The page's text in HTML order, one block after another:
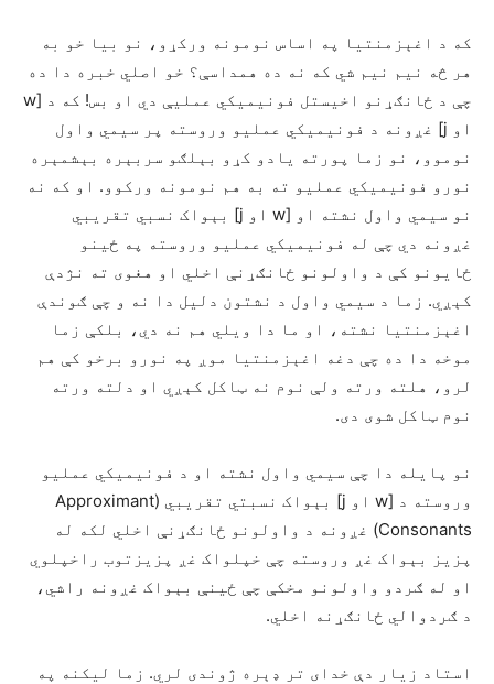
که د اغېزمنتیا په اساس نومونه ورکړو، نو بیا خو به
هر څه نیم نیم شي که نه ده همداسې؟ خو اصلي خبره دا ده
چې د ځانګړنو اخیستل فونیمیکي عملیې دي او بس! که د [w
او j] غږونه د فونیميکي عملیو وروسته پر سیمي واول
نوموو، نو زما پورته یادو کړو بېلګو سربېره بېشمېره
نورو فونیمیکي عملیو ته به هم نومونه ورکوو. او که نه
نو سیمي واول نشته او [w او j] بېواک نسبي تقریبي
غږونه دي چې له فونیميکي عملیو وروسته په ځینو
ځایونو کې د واولونو ځانګړنې اخلي او هغوی ته نژدې
کېږي. زما د سیمي واول د نشتون دلیل دا نه و چې ګوندې
اغېزمنتیا نشته، او ما دا ویلي هم نه دي، بلکې زما
موخه دا ده چې دغه اغېزمنتیا موږ په نورو برخو کې هم
لرو، هلته ورته ولې نوم نه ټاکل کېږي او دلته ورته
نوم ټاکل شوی دی.
نو پایله دا چې سیمي واول نشته او د فونیمیکي عملیو
وروسته د [w او j] بېواک نسبتي تقریبي (Approximant
Consonants) غږونه د واولونو ځانګړنې اخلي لکه له
پزیز بېواک غږ وروسته چې خپلواک غږ پزیزتوب راخپلوي
او له ګردو واولونو مخکې چې ځینې بېواک غږونه راشي،
د ګردوالي ځانګړنه اخلي.
استاد زیار دې خدای تر ډېره ژوندی لري. زما لیکنه په